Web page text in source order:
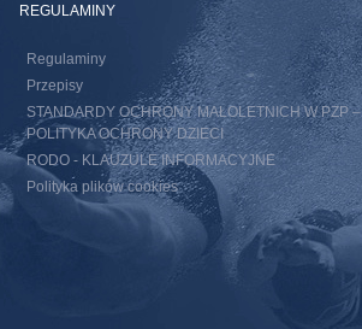
REGULAMINY
Regulaminy
Przepisy
STANDARDY OCHRONY MAŁOLETNICH W PZP –
POLITYKA OCHRONY DZIECI
RODO - KLAUZULE INFORMACYJNE
Polityka plików cookies